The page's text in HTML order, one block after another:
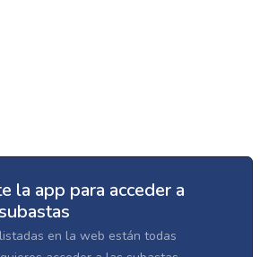
la app para acceder a
en la web están todas